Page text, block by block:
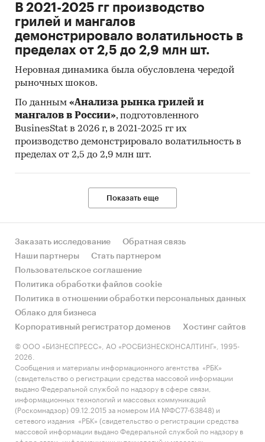
В 2021-2025 гг производство
грилей и мангалов
демонстрировало волатильность в
пределах от 2,5 до 2,9 млн шт.
Неровная динамика была обусловлена чередой
рыночных шоков.
По данным «Анализа рынка грилей и
мангалов в России», подготовленного
BusinesStat в 2026 г, в 2021-2025 гг их
производство демонстрировало волатильность в
пределах от 2,5 до 2,9 млн шт.
Показать еще
Заказать исследование
Обратная связь
Наши партнеры
Стать партнером
Пользовательское соглашение
Политика обработки файлов cookie
Политика в отношении обработки персональных данных
Облако для бизнеса
Корпоративный регистратор доменов
Хостинг сайтов
© ООО «БИЗНЕСПРЕСС», АО «РОСБИЗНЕСКОНСАЛТИНГ», 1995-
2026.
Сообщения и материалы информационного агентства «РБК»
(свидетельство о регистрации средства массовой информации
выдано Федеральной службой по надзору в сфере связи,
информационных технологий и массовых коммуникаций
(Роскомнадзор) 09.12.2015 за номером ИА №ФС77-63848) и
сетевого издания «РБК» (свидетельство о регистрации средства
массовой информации выдано Федеральной службой по надзору в